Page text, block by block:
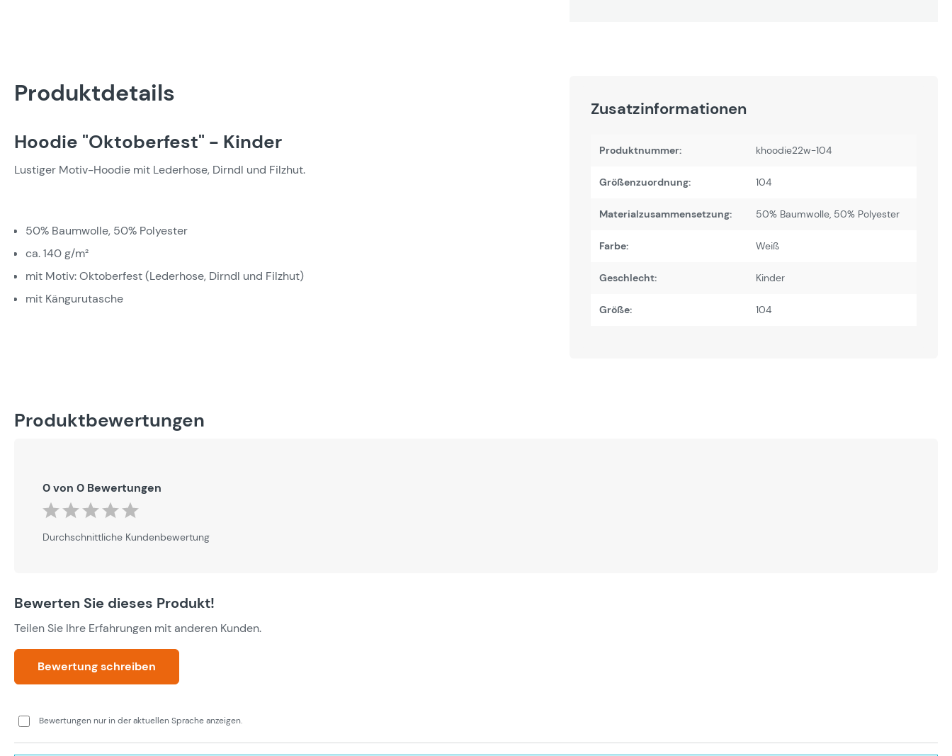
Produktdetails
Hoodie "Oktoberfest" - Kinder
Lustiger Motiv-Hoodie mit Lederhose, Dirndl und Filzhut.
50% Baumwolle, 50% Polyester
ca. 140 g/m²
mit Motiv: Oktoberfest (Lederhose, Dirndl und Filzhut)
mit Kängurutasche
Zusatzinformationen
Produktnummer: khoodie22w-104
Größenzuordnung: 104
Materialzusammensetzung: 50% Baumwolle, 50% Polyester
Farbe: Weiß
Geschlecht: Kinder
Größe: 104
Produktbewertungen
0 von 0 Bewertungen
Durchschnittliche Bewertung von 0 von 5 Sternen
Durchschnittliche Kundenbewertung
Bewerten Sie dieses Produkt!
Teilen Sie Ihre Erfahrungen mit anderen Kunden.
Bewertung schreiben
Bewertungen nur in der aktuellen Sprache anzeigen.